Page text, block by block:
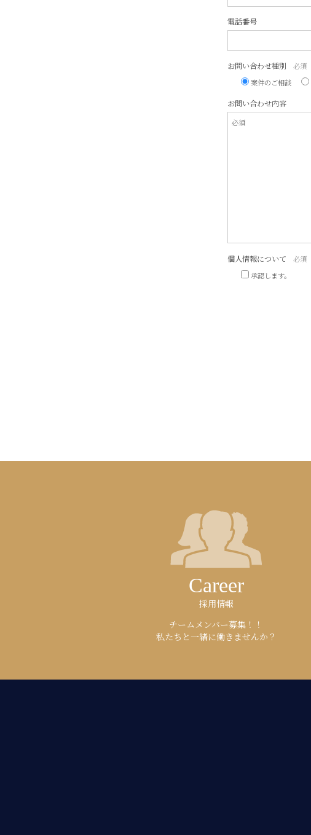
電話番号
お問い合わせ種別 必須
案件のご相談
お問い合わせ内容
個人情報について 必須
承認します。
Career
採用情報
チームメンバー募集！！
私たちと一緒に働きませんか？